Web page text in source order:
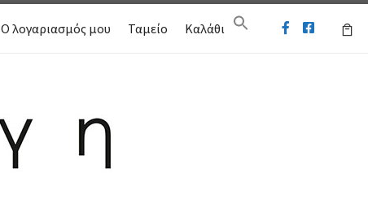
Ο λογαριασμός μου Ταμείο Καλάθι